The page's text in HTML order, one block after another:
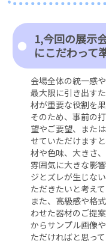
1,今回の展示
にこだわって
会場全体の統一感
最大限に引き出す
材が重要な役割を
そのため、事前の
望やご要望、また
せていただけます
材や色味、大きさ
雰囲気に大きな影
ジとズレが生じな
ただきたいと考え
また、高級感や格
わせた器材のご提
からサンプル画像
ただければと思っ